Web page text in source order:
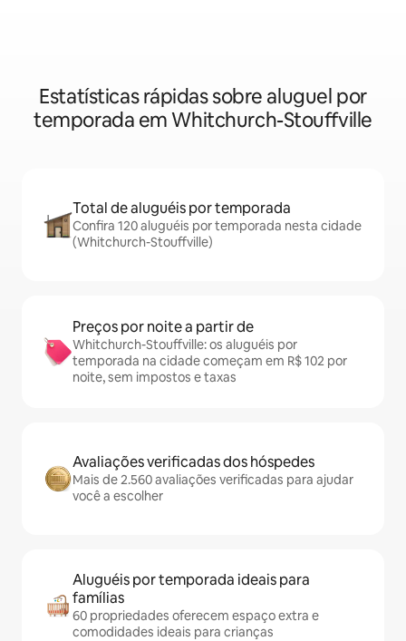
Estatísticas rápidas sobre aluguel por
temporada em Whitchurch-Stouffville
Total de aluguéis por temporada
Confira 120 aluguéis por temporada nesta cidade
(Whitchurch-Stouffville)
Preços por noite a partir de
Whitchurch-Stouffville: os aluguéis por
temporada na cidade começam em R$ 102 por
noite, sem impostos e taxas
Avaliações verificadas dos hóspedes
Mais de 2.560 avaliações verificadas para ajudar
você a escolher
Aluguéis por temporada ideais para
famílias
60 propriedades oferecem espaço extra e
comodidades ideais para crianças